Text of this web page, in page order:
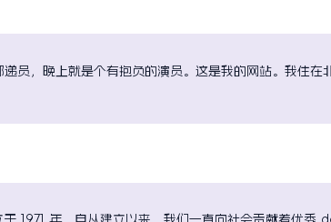
员，晚上就是个有抱负的演员。这是我的网站。我住在